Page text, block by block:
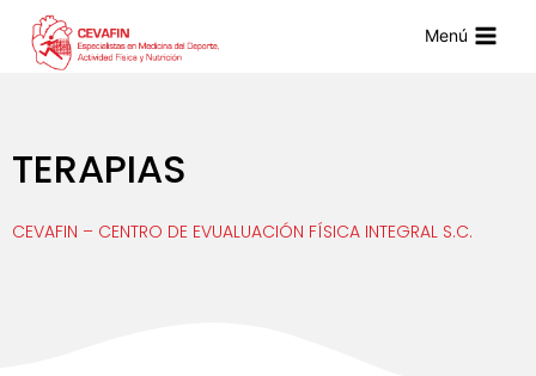
Menú
TERAPIAS
CEVAFIN – CENTRO DE EVUALUACIÓN FÍSICA INTEGRAL S.C.